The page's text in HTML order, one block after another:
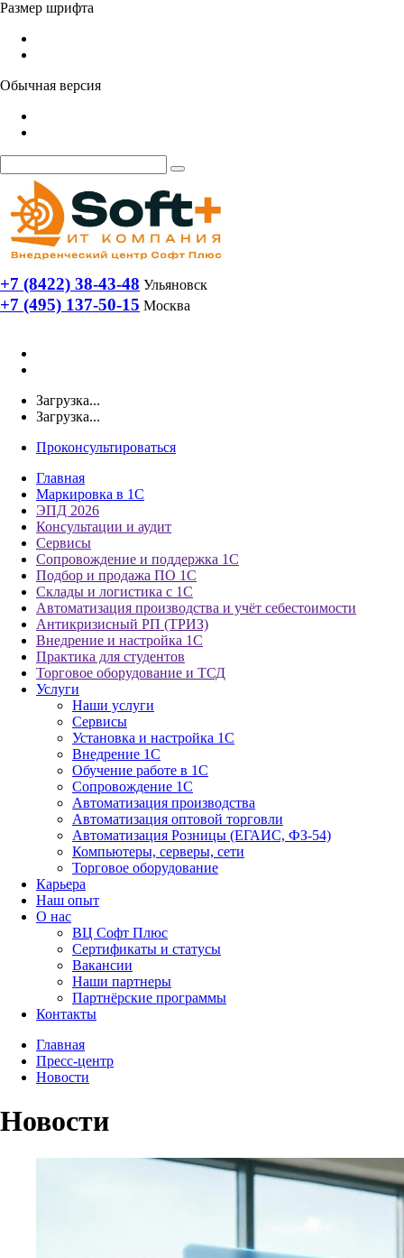
Размер шрифта
Обычная версия
+7 (8422) 38-43-48 Ульяновск
+7 (495) 137-50-15 Москва
Загрузка...
Загрузка...
Проконсультироваться
Главная
Маркировка в 1С
ЭПД 2026
Консультации и аудит
Сервисы
Сопровождение и поддержка 1С
Подбор и продажа ПО 1С
Склады и логистика с 1С
Автоматизация производства и учёт себестоимости
Антикризисный РП (ТРИЗ)
Внедрение и настройка 1С
Практика для студентов
Торговое оборудование и ТСД
Услуги
Наши услуги
Сервисы
Установка и настройка 1С
Внедрение 1С
Обучение работе в 1С
Сопровождение 1С
Автоматизация производства
Автоматизация оптовой торговли
Автоматизация Розницы (ЕГАИС, ФЗ-54)
Компьютеры, серверы, сети
Торговое оборудование
Карьера
Наш опыт
О нас
ВЦ Софт Плюс
Сертификаты и статусы
Вакансии
Наши партнеры
Партнёрские программы
Контакты
Главная
Пресс-центр
Новости
Новости